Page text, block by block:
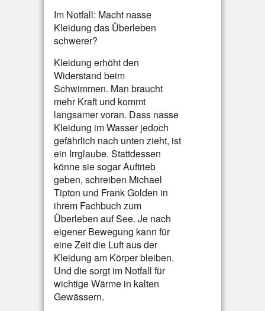
Im Notfall: Macht nasse
Kleidung das Überleben
schwerer?
Kleidung erhöht den
Widerstand beim
Schwimmen. Man braucht
mehr Kraft und kommt
langsamer voran. Dass nasse
Kleidung im Wasser jedoch
gefährlich nach unten zieht, ist
ein Irrglaube. Stattdessen
könne sie sogar Auftrieb
geben, schreiben Michael
Tipton und Frank Golden in
ihrem Fachbuch zum
Überleben auf See. Je nach
eigener Bewegung kann für
eine Zeit die Luft aus der
Kleidung am Körper bleiben.
Und die sorgt im Notfall für
wichtige Wärme in kalten
Gewässern.